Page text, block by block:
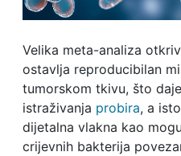
Velika meta-analiza
ostavlja reproducibilan
tumorskom tkivu, što
istraživanja probira, a
dijetalna vlakna kao
crijevnih bakterija